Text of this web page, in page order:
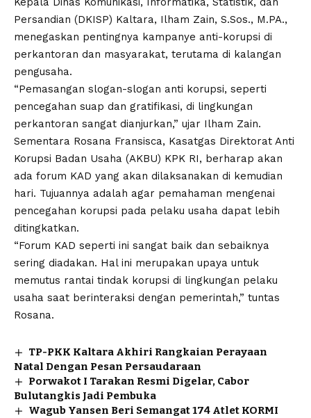
Persandian (DKISP) Kaltara, Ilham Zain, S.Sos., M.PA.,
menegaskan pentingnya kampanye anti-korupsi di
perkantoran dan masyarakat, terutama di kalangan
pengusaha.
“Pemasangan slogan-slogan anti korupsi, seperti
pencegahan suap dan gratifikasi, di lingkungan
perkantoran sangat dianjurkan,” ujar Ilham Zain.
Sementara Rosana Fransisca, Kasatgas Direktorat Anti
Korupsi Badan Usaha (AKBU) KPK RI, berharap akan
ada forum KAD yang akan dilaksanakan di kemudian
hari. Tujuannya adalah agar pemahaman mengenai
pencegahan korupsi pada pelaku usaha dapat lebih
ditingkatkan.
“Forum KAD seperti ini sangat baik dan sebaiknya
sering diadakan. Hal ini merupakan upaya untuk
memutus rantai tindak korupsi di lingkungan pelaku
usaha saat berinteraksi dengan pemerintah,” tuntas
Rosana.
TP-PKK Kaltara Akhiri Rangkaian Perayaan
Natal Dengan Pesan Persaudaraan
Porwakot I Tarakan Resmi Digelar, Cabor
Bulutangkis Jadi Pembuka
Wagub Yansen Beri Semangat 174 Atlet KORMI